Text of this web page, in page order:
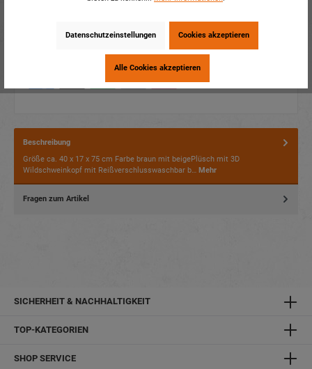
Verpackungseinheit: 2 / 24
Dieses Produkt weiterempfehlen:
Beschreibung
Größe ca. 40 x 17 x 75 cm Farbe braun mit beigePlüsch mit 3D
Wildschweinkopf mit Reißverschlusswaschbar b… Mehr
Fragen zum Artikel
SICHERHEIT & NACHHALTIGKEIT
TOP-KATEGORIEN
SHOP SERVICE
Datenschutzeinstellungen Cookies akzeptieren
Alle Cookies akzeptieren